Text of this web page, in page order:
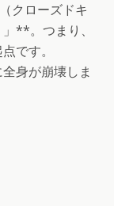
クローズドキ
**。つまり、
です。
身が崩壊しま